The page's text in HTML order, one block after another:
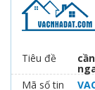
Tiêu đề
Mã số tin